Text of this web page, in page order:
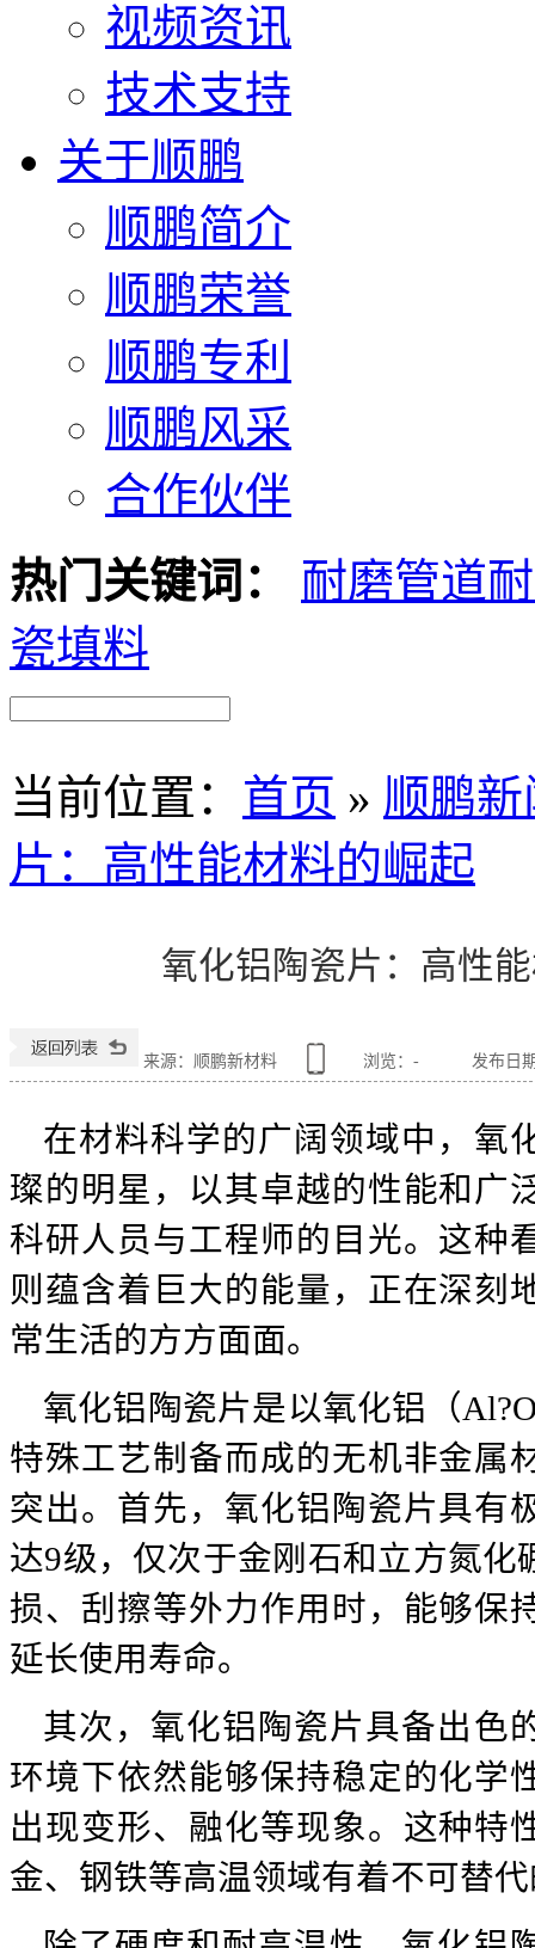
视频资讯
技术支持
关于顺鹏
顺鹏简介
顺鹏荣誉
顺鹏专利
顺鹏风采
合作伙伴
热门关键词： 耐磨管道
瓷填料
当前位置 ： 首页 » 顺鹏新
片：高性能材料的崛起
氧化铝陶瓷片：高性
来源：顺鹏新材料 浏览： - 发布日
在材料科学的广阔领域中，氧
璨的明星，以其卓越的性能和广
科研人员与工程师的目光。这种
则蕴含着巨大的能量，正在深刻
常生活的方方面面。
氧化铝陶瓷片是以氧化铝（
特殊工艺制备而成的无机非金属
突出。首先，氧化铝陶瓷片具有
达9级，仅次于金刚石和立方氮化
损、刮擦等外力作用时，能够保
延长使用寿命。
其次，氧化铝陶瓷片具备出色
环境下依然能够保持稳定的化学
出现变形、融化等现象。这种特
金、钢铁等高温领域有着不可替